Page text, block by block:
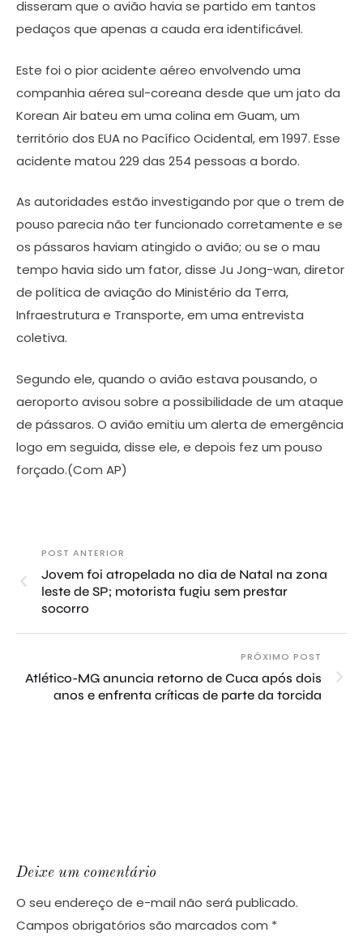
disseram que o avião havia se partido em tantos
pedaços que apenas a cauda era identificável.
Este foi o pior acidente aéreo envolvendo uma
companhia aérea sul-coreana desde que um jato da
Korean Air bateu em uma colina em Guam, um
território dos EUA no Pacífico Ocidental, em 1997. Esse
acidente matou 229 das 254 pessoas a bordo.
As autoridades estão investigando por que o trem de
pouso parecia não ter funcionado corretamente e se
os pássaros haviam atingido o avião; ou se o mau
tempo havia sido um fator, disse Ju Jong-wan, diretor
de política de aviação do Ministério da Terra,
Infraestrutura e Transporte, em uma entrevista
coletiva.
Segundo ele, quando o avião estava pousando, o
aeroporto avisou sobre a possibilidade de um ataque
de pássaros. O avião emitiu um alerta de emergência
logo em seguida, disse ele, e depois fez um pouso
forçado.(Com AP)
POST ANTERIOR
Jovem foi atropelada no dia de Natal na zona
leste de SP; motorista fugiu sem prestar
socorro
PRÓXIMO POST
Atlético-MG anuncia retorno de Cuca após dois
anos e enfrenta críticas de parte da torcida
Deixe um comentário
O seu endereço de e-mail não será publicado.
Campos obrigatórios são marcados com *